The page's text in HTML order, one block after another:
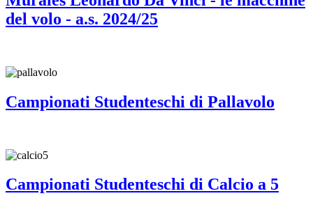
del volo - a.s. 2024/25
Campionati Studenteschi di Pallavolo
Campionati Studenteschi di Calcio a 5